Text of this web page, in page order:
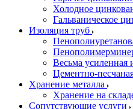
Холодное
Гальваническое
Изоляция труб
Весьма усиленная
Цементно-
Хранение металла
Хранение на
Сопутствующие услуги